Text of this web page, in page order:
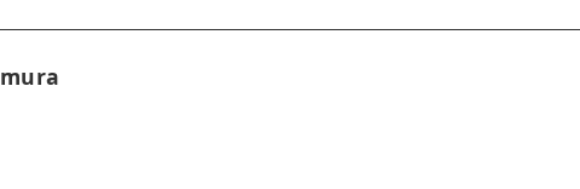
mura